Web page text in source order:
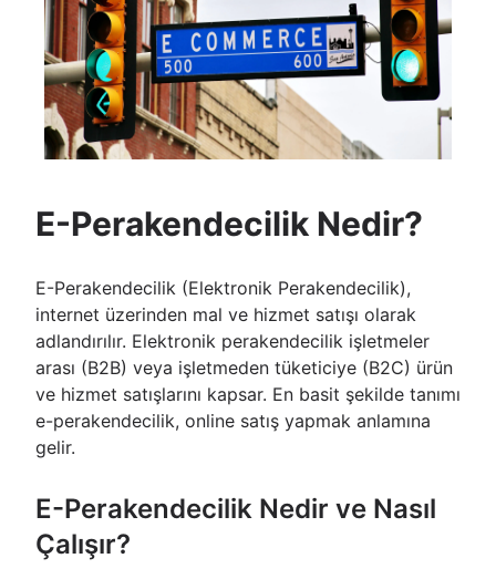
E-Perakendecilik Nedir?
E-Perakendecilik (Elektronik Perakendecilik),
internet üzerinden mal ve hizmet satışı olarak
adlandırılır. Elektronik perakendecilik işletmeler
arası (B2B) veya işletmeden tüketiciye (B2C) ürün
ve hizmet satışlarını kapsar. En basit şekilde tanımı
e-perakendecilik, online satış yapmak anlamına
gelir.
E-Perakendecilik Nedir ve Nasıl
Çalışır?